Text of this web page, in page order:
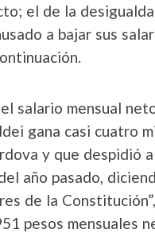
el de la
a bajar sus
salario mensual
gana casi cuatro
y que despidió
año pasado,
de la
pesos mensuales